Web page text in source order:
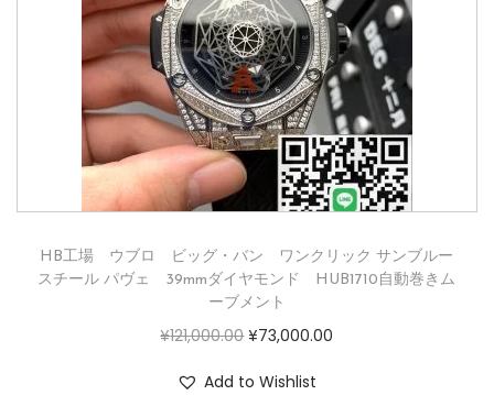
HB工場 ウブロ ビッグ・バン ワンクリック サンブルー
スチール パヴェ 39mmダイヤモンド HUB1710自動巻きム
ーブメント
¥121,000.00 ¥73,000.00
Add to Wishlist